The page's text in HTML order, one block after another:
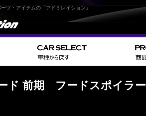
ツ・アイテムの「アドミレイション」
ド 前期 フードスポイラー